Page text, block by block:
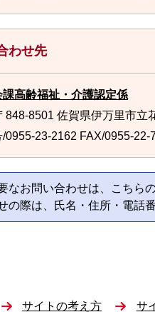
わせ先
課高齢福祉・介護認定係
848-8501 佐賀県伊万里市立
/0955-23-2162 FAX/0955-22-
なお問い合わせは、こちら
の際は、氏名・住所・電話
サイトの考え方 サ